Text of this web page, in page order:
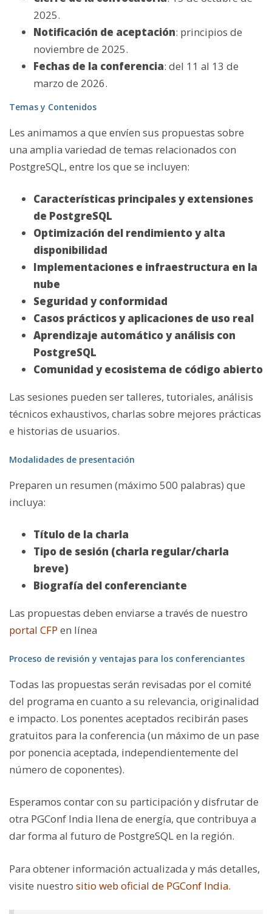
2025.
Notificación de aceptación: principios de
noviembre de 2025.
Fechas de la conferencia: del 11 al 13 de
marzo de 2026.
Temas y Contenidos
Les animamos a que envíen sus propuestas sobre
una amplia variedad de temas relacionados con
PostgreSQL, entre los que se incluyen:
Características principales y extensiones
de PostgreSQL
Optimización del rendimiento y alta
disponibilidad
Implementaciones e infraestructura en la
nube
Seguridad y conformidad
Casos prácticos y aplicaciones de uso real
Aprendizaje automático y análisis con
PostgreSQL
Comunidad y ecosistema de código abierto
Las sesiones pueden ser talleres, tutoriales, análisis
técnicos exhaustivos, charlas sobre mejores prácticas
e historias de usuarios.
Modalidades de presentación
Preparen un resumen (máximo 500 palabras) que
incluya:
Título de la charla
Tipo de sesión (charla regular/charla
breve)
Biografía del conferenciante
Las propuestas deben enviarse a través de nuestro
portal CFP en línea
Proceso de revisión y ventajas para los conferenciantes
Todas las propuestas serán revisadas por el comité
del programa en cuanto a su relevancia, originalidad
e impacto. Los ponentes aceptados recibirán pases
gratuitos para la conferencia (un máximo de un pase
por ponencia aceptada, independientemente del
número de coponentes).
Esperamos contar con su participación y disfrutar de
otra PGConf India llena de energía, que contribuya a
dar forma al futuro de PostgreSQL en la región.
Para obtener información actualizada y más detalles,
visite nuestro sitio web oficial de PGConf India.